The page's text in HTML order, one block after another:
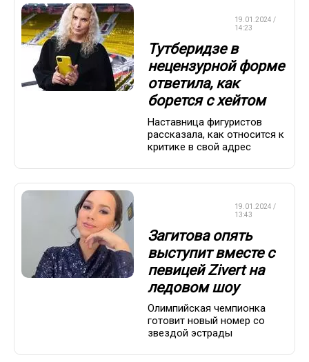
19.01.2024 /
14:23
Тутберидзе в
нецензурной форме
ответила, как
борется с хейтом
Наставница фигуристов
рассказала, как относится к
критике в свой адрес
19.01.2024 /
13:43
Загитова опять
выступит вместе с
певицей Zivert на
ледовом шоу
Олимпийская чемпионка
готовит новый номер со
звездой эстрады